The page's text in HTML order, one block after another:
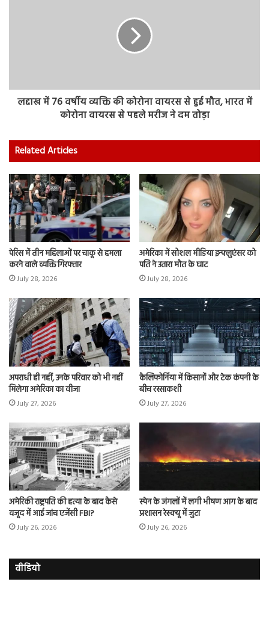
लद्दाख में 76 वर्षीय व्यक्ति की कोरोना वायरस से हुई मौत, भारत में
कोरोना वायरस से पहले मरीज ने दम तोड़ा
Related Articles
पेरिस में तीन महिलाओं पर चाकू से हमला
करने वाले व्यक्ति गिरफ्तार
July 28, 2026
अमेरिका में सोशल मीडिया इन्फ्लुएंसर को
पति ने उतारा मौत के घाट
July 28, 2026
अपराधी ही नहीं, उनके परिवार को भी नहीं
मिलेगा अमेरिका का वीजा
July 27, 2026
कैलिफोर्निया में किसानों और टेक कंपनी के
बीच रस्साकशी
July 27, 2026
अमेरिकी राष्ट्रपति की हत्या के बाद कैसे
वजूद में आई जांच एजेंसी FBI?
July 26, 2026
स्पेन के जंगलों में लगी भीषण आग के बाद
प्रशासन रेस्क्यू में जुटा
July 26, 2026
वीडियो